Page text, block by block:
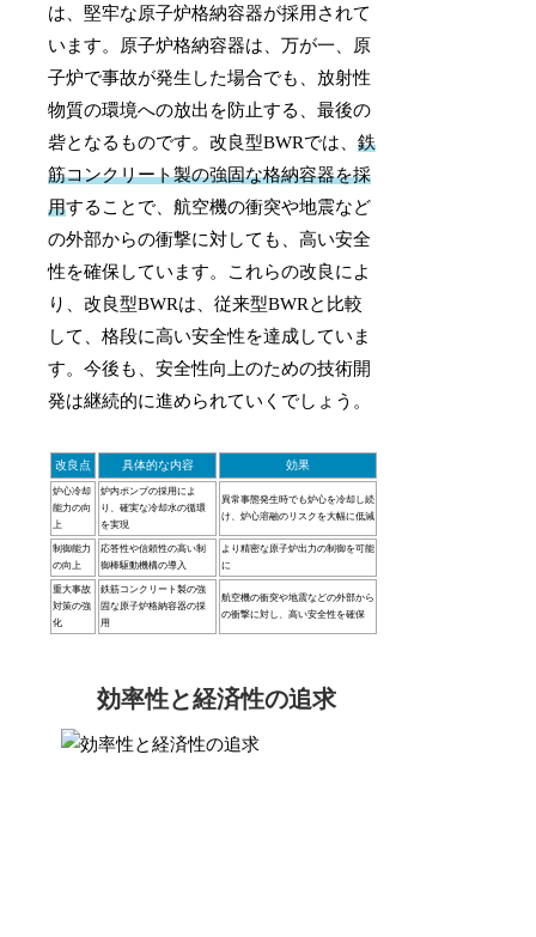
は、堅牢な原子炉格納容器が採用されて
います。原子炉格納容器は、万が一、原
子炉で事故が発生した場合でも、放射性
物質の環境への放出を防止する、最後の
砦となるものです。改良型BWRでは、鉄
筋コンクリート製の強固な格納容器を採
用することで、航空機の衝突や地震など
の外部からの衝撃に対しても、高い安全
性を確保しています。これらの改良によ
り、改良型BWRは、従来型BWRと比較
して、格段に高い安全性を達成していま
す。今後も、安全性向上のための技術開
発は継続的に進められていくでしょう。
改良点 具体的な内容 効果
炉心冷却
能力の向
上
炉内ポンプの採用によ
り、確実な冷却水の循環
を実現
異常事態発生時でも炉心を冷却し続
け、炉心溶融のリスクを大幅に低減
制御能力
の向上
応答性や信頼性の高い制
御棒駆動機構の導入
より精密な原子炉出力の制御を可能
に
重大事故
対策の強
化
鉄筋コンクリート製の強
固な原子炉格納容器の採
用
航空機の衝突や地震などの外部から
の衝撃に対し、高い安全性を確保
効率性と経済性の追求